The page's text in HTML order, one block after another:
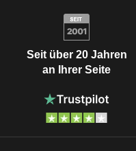
Seit über 20 Jahren
an Ihrer Seite